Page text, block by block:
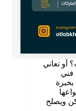
أو تعاني
ويصلح